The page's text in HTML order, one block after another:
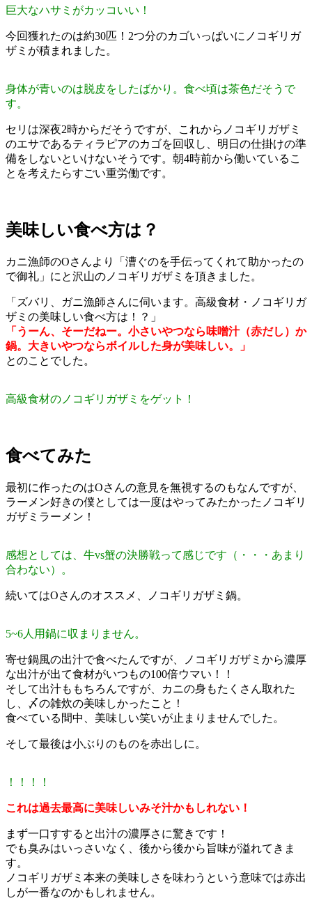
巨大なハサミがカッコいい！
今回獲れたのは約30匹！2つ分のカゴいっぱいにノコギリガ
ザミが積まれました。
身体が青いのは脱皮をしたばかり。食べ頃は茶色だそうで
す。
セリは深夜2時からだそうですが、これからノコギリガザミ
のエサであるティラピアのカゴを回収し、明日の仕掛けの準
備をしないといけないそうです。朝4時前から働いているこ
とを考えたらすごい重労働です。
美味しい食べ方は？
カニ漁師のOさんより「漕ぐのを手伝ってくれて助かったの
で御礼」にと沢山のノコギリガザミを頂きました。
「ズバリ、ガニ漁師さんに伺います。高級食材・ノコギリガ
ザミの美味しい食べ方は！？」
「うーん、そーだねー。小さいやつなら味噌汁（赤だし）か
鍋。大きいやつならボイルした身が美味しい。」
とのことでした。
高級食材のノコギリガザミをゲット！
食べてみた
最初に作ったのはOさんの意見を無視するのもなんですが、
ラーメン好きの僕としては一度はやってみたかったノコギリ
ガザミラーメン！
感想としては、牛vs蟹の決勝戦って感じです（・・・あまり
合わない）。
続いてはOさんのオススメ、ノコギリガザミ鍋。
5~6人用鍋に収まりません。
寄せ鍋風の出汁で食べたんですが、ノコギリガザミから濃厚
な出汁が出て食材がいつもの100倍ウマい！！
そして出汁ももちろんですが、カニの身もたくさん取れた
し、〆の雑炊の美味しかったこと！
食べている間中、美味しい笑いが止まりませんでした。
そして最後は小ぶりのものを赤出しに。
！！！！
これは過去最高に美味しいみそ汁かもしれない！
まず一口すすると出汁の濃厚さに驚きです！
でも臭みはいっさいなく、後から後から旨味が溢れてきま
す。
ノコギリガザミ本来の美味しさを味わうという意味では赤出
しが一番なのかもしれません。